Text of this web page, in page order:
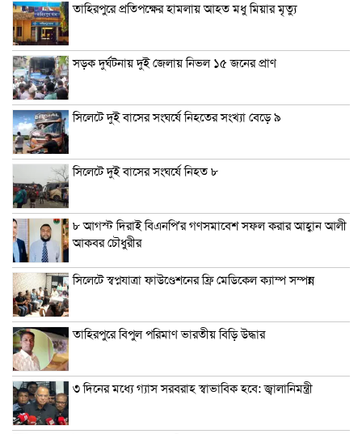
তাহিরপুরে প্রতিপক্ষের হামলায় আহত মধু মিয়ার মৃত্যু
সড়ক দুর্ঘটনায় দুই জেলায় নিভল ১৫ জনের প্রাণ
সিলেটে দুই বাসের সংঘর্ষে নিহতের সংখ্যা বেড়ে ৯
সিলেটে দুই বাসের সংঘর্ষে নিহত ৮
৮ আগস্ট দিরাই বিএনপি’র গণসমাবেশ সফল করার আহ্বান আলী
আকবর চৌধুরীর
সিলেটে স্বপ্নযাত্রা ফাউণ্ডেশনের ফ্রি মেডিকেল ক্যাম্প সম্পন্ন
তাহিরপুরে বিপুল পরিমাণ ভারতীয় বিড়ি উদ্ধার
৩ দিনের মধ্যে গ্যাস সরবরাহ স্বাভাবিক হবে: জ্বালানিমন্ত্রী